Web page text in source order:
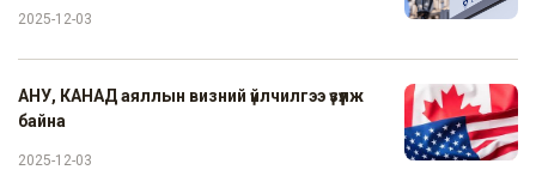
2025-12-03
АНУ, КАНАД аяллын визний үйлчилгээ үзүүлж
байна
2025-12-03